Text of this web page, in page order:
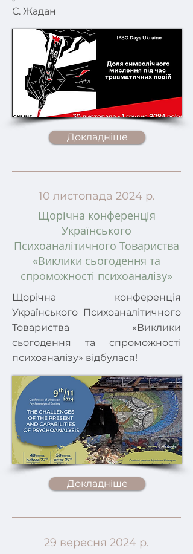
С. Жадан
Докладніше
10 листопада 2024 р.
Щорічна конференція
Українського
Психоаналітичного Товариства
«Виклики сьогодення та
спроможності психоаналізу»
Щорічна конференція
Українського Психоаналітичного
Товариства «Виклики
сьогодення та спроможності
психоаналізу» відбулася!
Докладніше
29 вересня 2024 р.